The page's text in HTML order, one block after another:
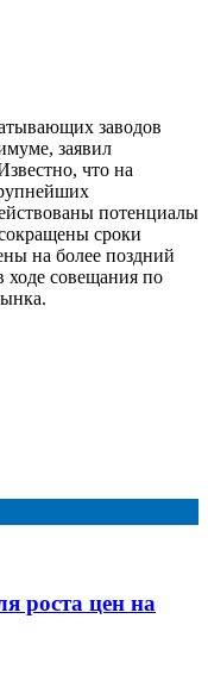
заводов
заявил
что на
потенциалы
сроки
на более поздний
ходе совещания по
роста цен на